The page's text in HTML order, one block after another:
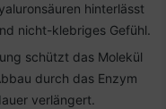
hinterlässt
nicht-klebriges Gefühl.
schützt das Molekül
durch das Enzym
verlängert.